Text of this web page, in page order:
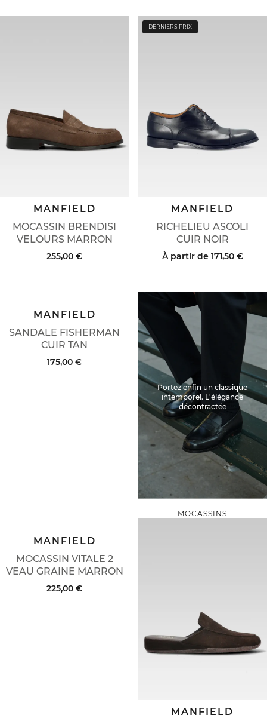
MOCASSIN BRENDISI
VELOURS MARRON
MANFIELD
255,00 €
DERNIERS PRIX
RICHELIEU ASCOLI
CUIR NOIR
MANFIELD
À partir de 171,50 €
SANDALE FISHERMAN
CUIR TAN
MANFIELD
175,00 €
Portez enfin un classique
intemporel. L'élégance
décontractée
MOCASSINS
MOCASSIN VITALE 2
VEAU GRAINE MARRON
MANFIELD
225,00 €
MANFIELD